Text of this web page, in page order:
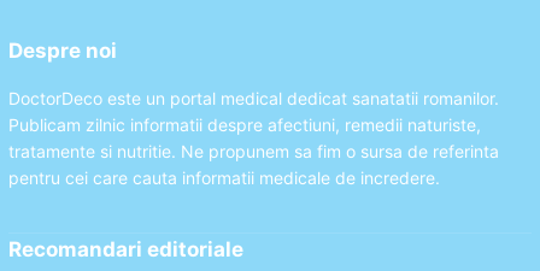
Despre noi
DoctorDeco este un portal medical dedicat sanatatii romanilor.
Publicam zilnic informatii despre afectiuni, remedii naturiste,
tratamente si nutritie. Ne propunem sa fim o sursa de referinta
pentru cei care cauta informatii medicale de incredere.
Recomandari editoriale